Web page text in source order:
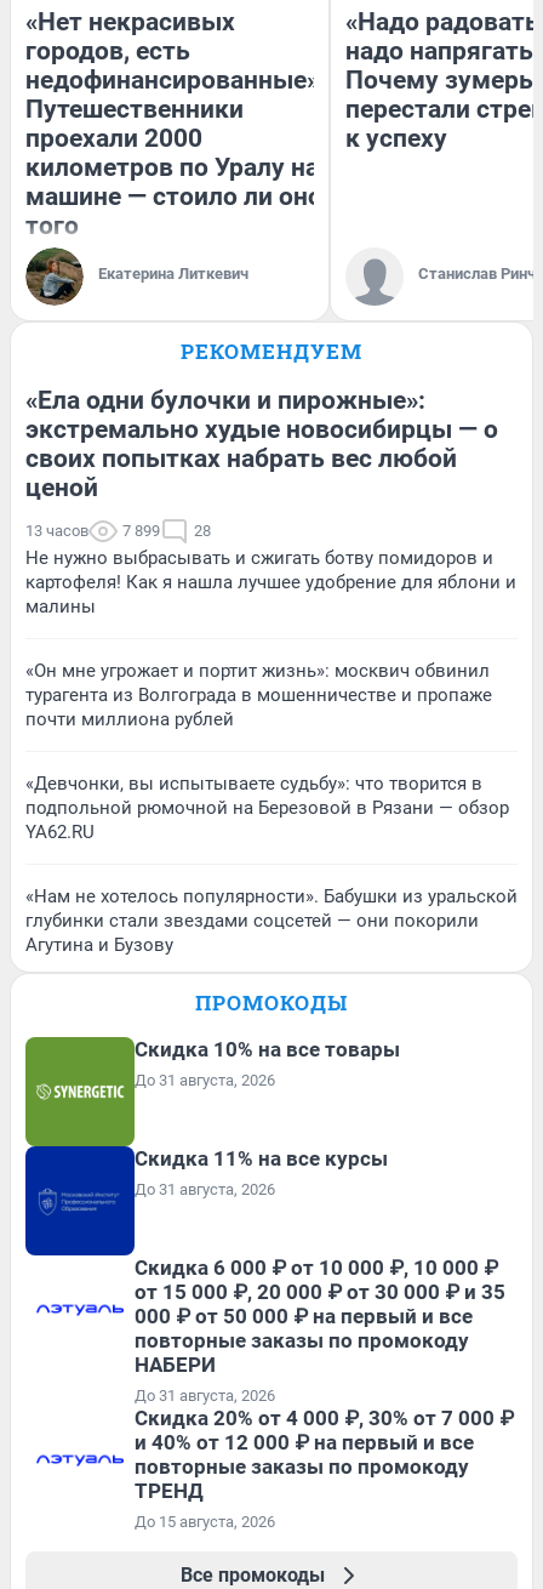
«Нет некрасивых
городов, есть
недофинансированные».
Путешественники
проехали 2000
километров по Уралу на
машине — стоило ли оно
того
Екатерина Литкевич
«Надо
надо
Почему зумеры
перестали
к успеху
Станислав
РЕКОМЕНДУЕМ
«Ела одни булочки и пирожные»:
экстремально худые новосибирцы — о
своих попытках набрать вес любой
ценой
13 часов 7 899 28
Не нужно выбрасывать и сжигать ботву помидоров и
картофеля! Как я нашла лучшее удобрение для яблони и
малины
«Он мне угрожает и портит жизнь»: москвич обвинил
турагента из Волгограда в мошенничестве и пропаже
почти миллиона рублей
«Девчонки, вы испытываете судьбу»: что творится в
подпольной рюмочной на Березовой в Рязани — обзор
YA62.RU
«Нам не хотелось популярности». Бабушки из уральской
глубинки стали звездами соцсетей — они покорили
Агутина и Бузову
ПРОМОКОДЫ
Скидка 10% на все товары
До 31 августа, 2026
Скидка 11% на все курсы
До 31 августа, 2026
Скидка 6 000 ₽ от 10 000 ₽, 10 000 ₽
от 15 000 ₽, 20 000 ₽ от 30 000 ₽ и 35
000 ₽ от 50 000 ₽ на первый и все
повторные заказы по промокоду
НАБЕРИ
До 31 августа, 2026
Скидка 20% от 4 000 ₽, 30% от 7 000 ₽
и 40% от 12 000 ₽ на первый и все
повторные заказы по промокоду
ТРЕНД
До 15 августа, 2026
Все промокоды